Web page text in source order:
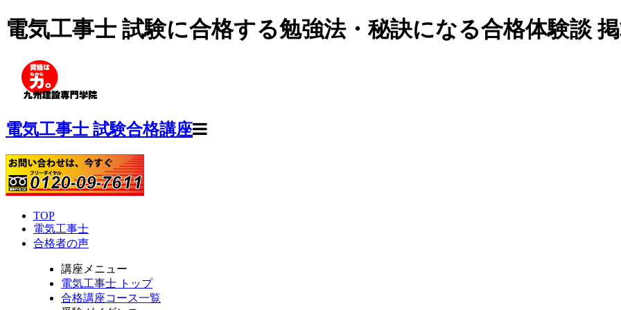
電気工事士 試験に合格する勉強法・秘訣になる合格体験談
電気工事士 試験合格講座
TOP
電気工事士
合格者の声
講座メニュー
電気工事士 トップ
合格講座コース一覧